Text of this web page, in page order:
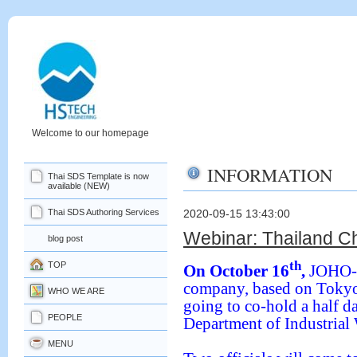
Welcome to our homepage
INFORMATION
2020-09-15 13:43:00
Webinar: Thailand
On October 16th,
company, based on
going to co-hold a half
Department of
Thai SDS Template is now
available (NEW)
Thai SDS Authoring Services
blog post
TOP
WHO WE ARE
PEOPLE
MENU